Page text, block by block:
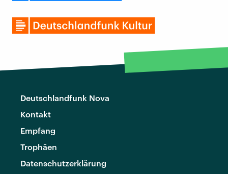
Deutschlandfunk Nova
Kontakt
Empfang
Trophäen
Datenschutzerklärung